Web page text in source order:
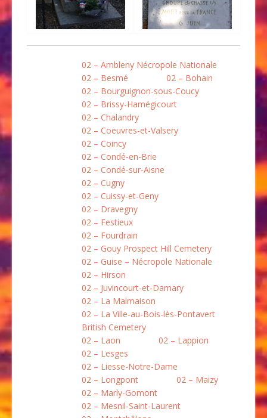
02 – Ambleny Nécropole Nationale
02 – Besmé
02 – Bohain
02 – Bourguignon-sous-Coucy
02 – Brissy-Hamégicourt
02 – Chalandry
02 – Coeuvres-et-Valsery
02 – Coincy
02 – Condé-en-Brie
02 – Condé-sur-Aisne
02 – Cugny
02 – Cuissy-et-Geny
02 – Dravegny
02 – Festieux
02 – Fourdrain
02 – Gouy Prospect Hill Cemetery
02 – Guise – Nécropole Nationale
02 – Hirson
02 – Juvincourt-et-Damary
02 – La Malmaison
02 – La Ville-au-Bois-lès-Pontavert
British Cemetery
02 – Laon
02 – Lappion
02 – Lesges
02 – Liesse-Notre-Dame
02 – Longpont
02 – Maizy
02 – Marly-Gomont
02 – Mesnil-Saint-Laurent